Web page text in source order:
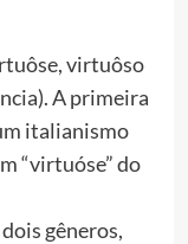
virtuôso
A primeira
italianismo
“virtuóse” do
gêneros,